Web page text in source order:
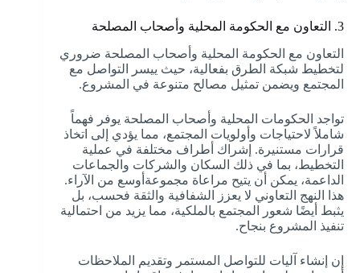
3. التعاون مع الحكومة المحلية وأصحاب المصلحة
التعاون مع الحكومة المحلية وأصحاب المصلحة ضروري
لتخطيط شبكة الطرق بفعالية، حيث ييسر التواصل مع
المجتمع ويضمن تمثيل مصالح متنوعة في المشروع.
تواجد الحكومات المحلية وأصحاب المصلحة يوفر فهماً
شاملاً لاحتياجات وأولويات المجتمع، مما يؤدي إلى اتخاذ
قرارات مستنيرة. إشراك أطراف مختلفة في عملية
التخطيط، بما في ذلك السكان والشركات والجماعات
الداعمة، يمكن أن يتيح مراعاة مجموعةأوسع من الآراء.
هذا النهج التعاوني لا يعزز الشفافية والثقة فحسب، بل
يثبط أيضًا شعور المجتمع بالملكية، مما يزيد من احتمالية
تنفيذ المشروع بنجاح.
إن إنشاء آليات للتواصل المستمر وتقديم الملاحظات